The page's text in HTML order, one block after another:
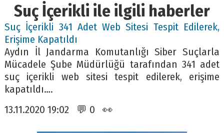
Suç İçerikli ile ilgili haberler
Suç İçerikli 341 Adet Web Sitesi Tespit Edilerek,
Erişime Kapatıldı
Aydın İl Jandarma Komutanlığı Siber Suçlarla
Mücadele Şube Müdürlüğü tarafından 341 adet
suç içerikli web sitesi tespit edilerek, erişime
kapatıldı….
13.11.2020 19:02 💬 0 👀